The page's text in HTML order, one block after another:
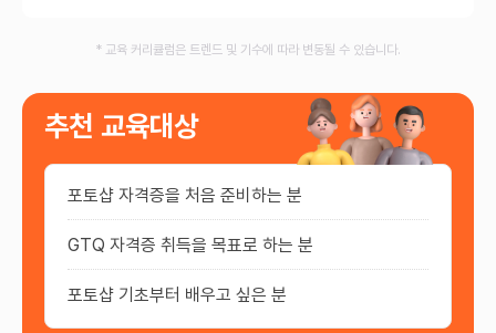
* 교육 커리큘럼은 트렌드 및 기수에 따라 변동될 수 있습니다.
추천 교육대상
포토샵 자격증을 처음 준비하는 분
GTQ 자격증 취득을 목표로 하는 분
포토샵 기초부터 배우고 싶은 분